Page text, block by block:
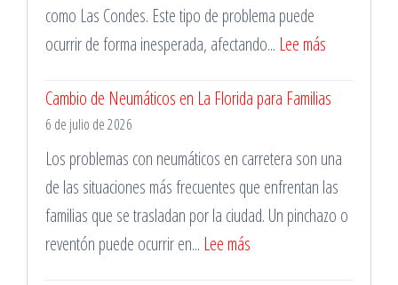
las
24
como Las Condes. Este tipo de problema puede
ocurrir de forma inesperada, afectando... Lee más
en
Condes
para
Cambio
Cambio de Neumáticos en La Florida para Familias
6 de julio de 2026
Los problemas con neumáticos en carretera son una
de las situaciones más frecuentes que enfrentan las
familias que se trasladan por la ciudad. Un pinchazo o
reventón puede ocurrir en... Lee más